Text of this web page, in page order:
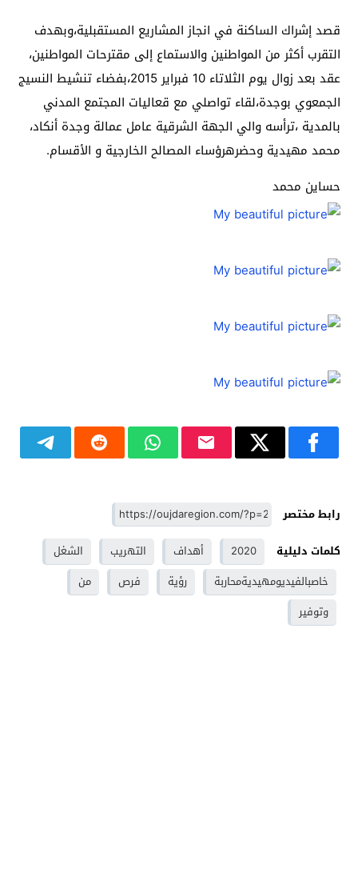
قصد إشراك الساكنة في انجاز المشاريع المستقبلية،وبهدف
التقرب أكثر من المواطنين والاستماع إلى مقترحات المواطنين،
عقد بعد زوال يوم الثلاتاء 10 فبراير 2015،بفضاء تنشيط النسيج
الجمعوي بوجدة،لقاء تواصلي مع قعاليات المجتمع المدني
بالمدية ،ترأسه والي الجهة الشرقية عامل عمالة وجدة أنكاد،
محمد مهيدية وحضرهرؤساء المصالح الخارجية و الأقسام.
حساين محمد
رابط مختصر
كلمات دليلية
2020 أهداف التهريب
الشغل
خاصبالفيديومهيديةمحاربة
رؤية فرص
من
وتوفير